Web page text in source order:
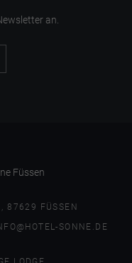
an.
Füssen
87629 FÜSSEN
SONNE.DE